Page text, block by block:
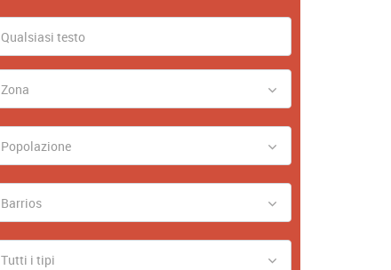
Zona
Popolazione
Barrios
Tutti i tipi